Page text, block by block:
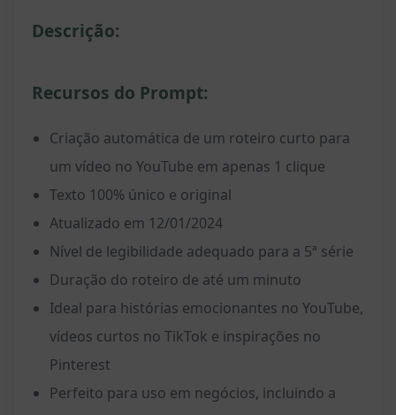
Descrição:
Recursos do Prompt:
Criação automática de um roteiro curto para
um vídeo no YouTube em apenas 1 clique
Texto 100% único e original
Atualizado em 12/01/2024
Nível de legibilidade adequado para a 5ª série
Duração do roteiro de até um minuto
Ideal para histórias emocionantes no YouTube,
vídeos curtos no TikTok e inspirações no
Pinterest
Perfeito para uso em negócios, incluindo a